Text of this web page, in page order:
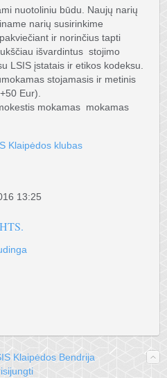
nuotoliniu būdu. Naujų narių
narių susirinkime
ir norinčius tapti
išvardintus stojimo
LSIS įstatais ir etikos kodeksu.
stojamasis ir metinis
Eur).
mokamas mokamas
Klaipėdos klubas
13:25
Klaipėdos Bendrija